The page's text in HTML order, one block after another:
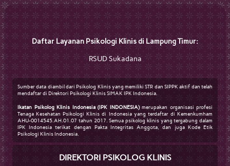
Daftar Layanan Psikologi Klinis di Lampung Timur:
RSUD Sukadana
Sumber data diambil dari Psikolog Klinis yang memiliki STR dan SIPPK aktif dan telah
mendaftar di Direktori Psikologi Klinis SIMAK IPK Indonesia.
Ikatan Psikolog Klinis Indonesia (IPK INDONESIA)merupakan organisasi profesi
Tenaga Kesehatan Psikologi Klinis di Indonesia yang terdaftar di Kemenkumham
AHU-0014545.AH.01.07 tahun 2017. Semua psikolog klinis yang tergabung dalam
IPK Indonesia terikat dengan Pakta Integritas Anggota, dan juga Kode Etik
Psikologi Klinis Indonesia.
DIREKTORI PSIKOLOG KLINIS